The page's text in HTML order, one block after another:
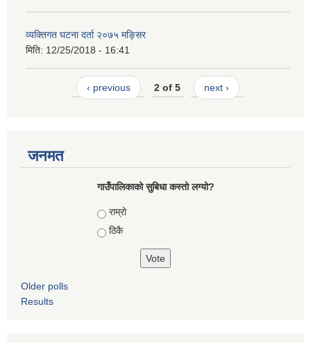
व्यक्तिगत घटना दर्ता २०७५ मङ्सिर
मिति: 12/25/2018 - 16:41
‹ previous 2 of 5 next ›
जनमत
गाउँपालिकाको सुबिधा कस्तो लग्यो?
Choices
राम्रो
ठिकै
Older polls
Results